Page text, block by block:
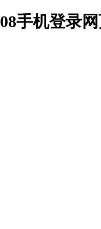
手机登录